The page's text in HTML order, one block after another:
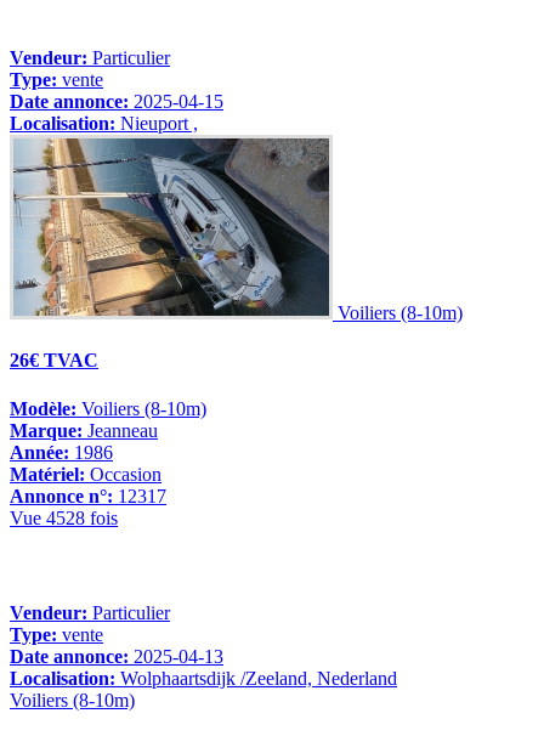
Vendeur: Particulier
Type: vente
Date annonce: 2025-04-15
Localisation: Nieuport ,
Voiliers (8-10m)
26€ TVAC
Modèle: Voiliers (8-10m)
Marque: Jeanneau
Année: 1986
Matériel: Occasion
Annonce n°: 12317
Vue 4528 fois
Vendeur: Particulier
Type: vente
Date annonce: 2025-04-13
Localisation: Wolphaartsdijk /Zeeland, Nederland
Voiliers (8-10m)